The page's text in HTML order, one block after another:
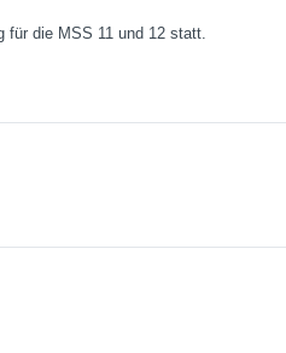
für die MSS 11 und 12 statt.